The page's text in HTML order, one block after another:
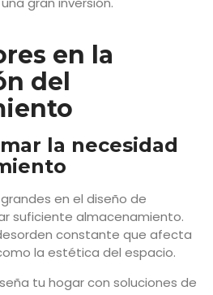
en la
del
la necesidad
en el diseño de
suficiente almacenamiento.
constante que afecta
la estética del espacio.
tu hogar con soluciones de